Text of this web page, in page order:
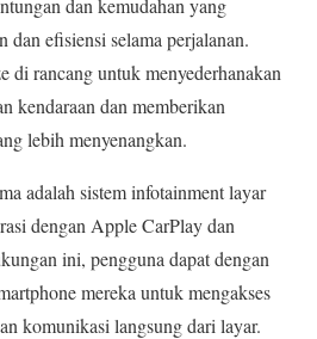
dan kemudahan yang
dan efisiensi selama perjalanan.
di rancang untuk menyederhanakan
kendaraan dan memberikan
lebih menyenangkan.
adalah sistem infotainment layar
dengan Apple CarPlay dan
ini, pengguna dapat dengan
mereka untuk mengakses
komunikasi langsung dari layar.